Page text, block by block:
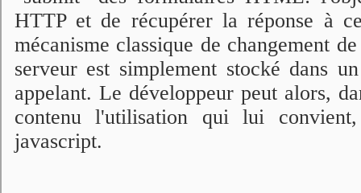
HTTP et de récupérer la réponse à
mécanisme classique de changement
serveur est simplement stocké dans
appelant. Le développeur peut alors,
contenu l'utilisation qui lui
javascript.